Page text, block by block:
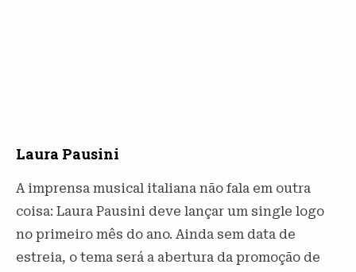
Laura Pausini
A imprensa musical italiana não fala em outra
coisa: Laura Pausini deve lançar um single logo
no primeiro mês do ano. Ainda sem data de
estreia, o tema será a abertura da promoção de